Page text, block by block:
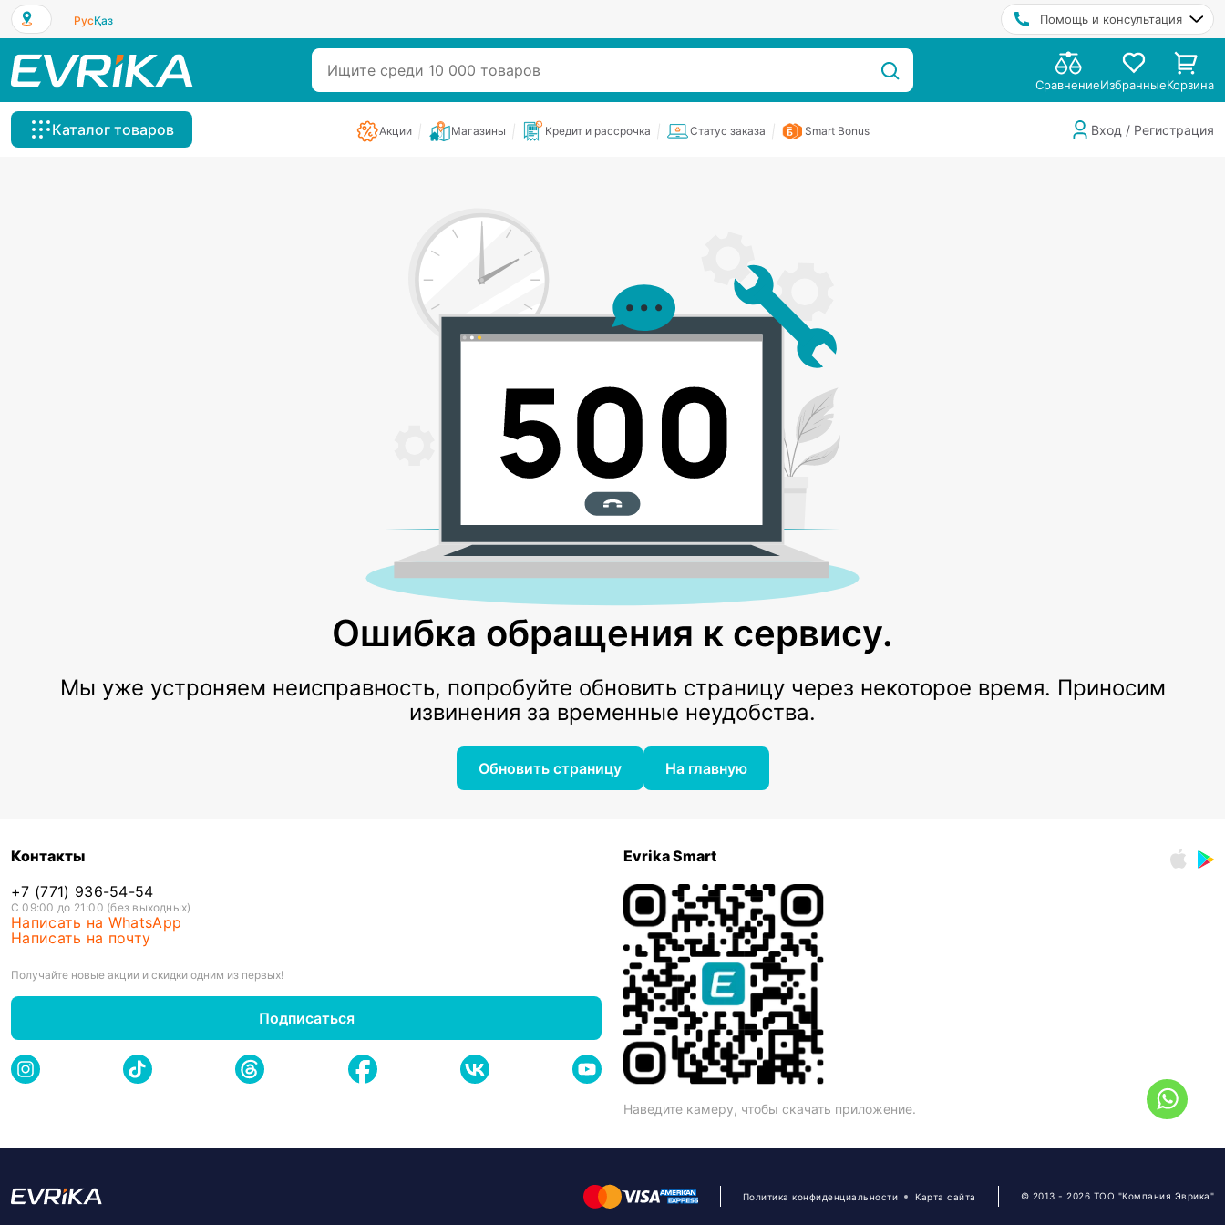
РусҚаз Помощь и консультация
СравнениеИзбранныеКорзина
Каталог товаров Акции Магазины Кредит и рассрочка Статус заказа Smart Bonus Вход / Регистрация
Ошибка обращения к сервису.
Мы уже устроняем неисправность, попробуйте обновить страницу через некоторое время. Приносим
извинения за временные неудобства.
Обновить страницу На главную
Контакты
+7 (771) 936-54-54
С 09:00 до 21:00 (без выходных)
Написать на WhatsApp
Написать на почту
Получайте новые акции и скидки одним из первых!
Подписаться
Evrika Smart
Наведите камеру, чтобы скачать приложение.
Политика конфиденциальности Карта сайта © 2013 - 2026 ТОО "Компания Эврика"